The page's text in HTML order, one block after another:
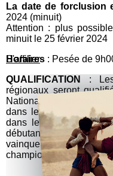
S'affilier
La date de forclusion
2024 (minuit)
Attention : plus
minuit le 25 février 2024
Horaires : Pesée de
QUALIFICATION
: Les
régionaux seront
National. Les seconds
dans le cas où ils
dans le championnat
débutant en 1/4 de
vainqueurs de chaque
championnats